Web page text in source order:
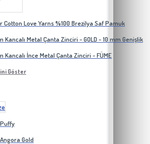
Cotton Love Yarns %100 Brezilya Saf Pamuk
Kancalı Metal Çanta Zinciri - GOLD - 10 mm Genişlik
Kancalı İnce Metal Çanta Zinciri - FÜME
Göster
Gold